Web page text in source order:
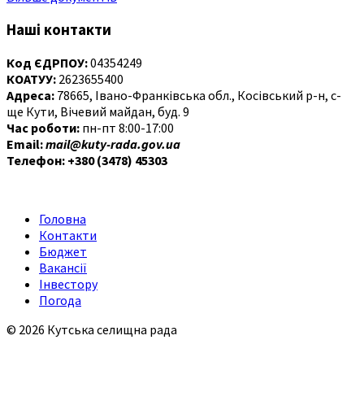
Наші контакти
Код ЄДРПОУ:04354249
КОАТУУ: 2623655400
Адреса: 78665, Івано-Франківська обл., Косівський р-н, с-
ще Кути, Вічевий майдан, буд. 9
Час роботи: пн-пт 8:00-17:00
Email:mail@kuty-rada.gov.ua
Телефон: +380 (3478) 45303
Головна
Контакти
Бюджет
Вакансії
Інвестору
Погода
© 2026 Кутська селищна рада